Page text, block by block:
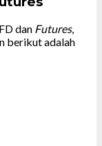
dan Futures,
berikut adalah